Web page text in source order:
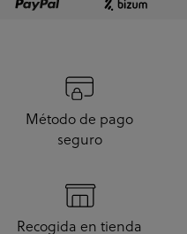
Método de pago
seguro
Recogida en tienda